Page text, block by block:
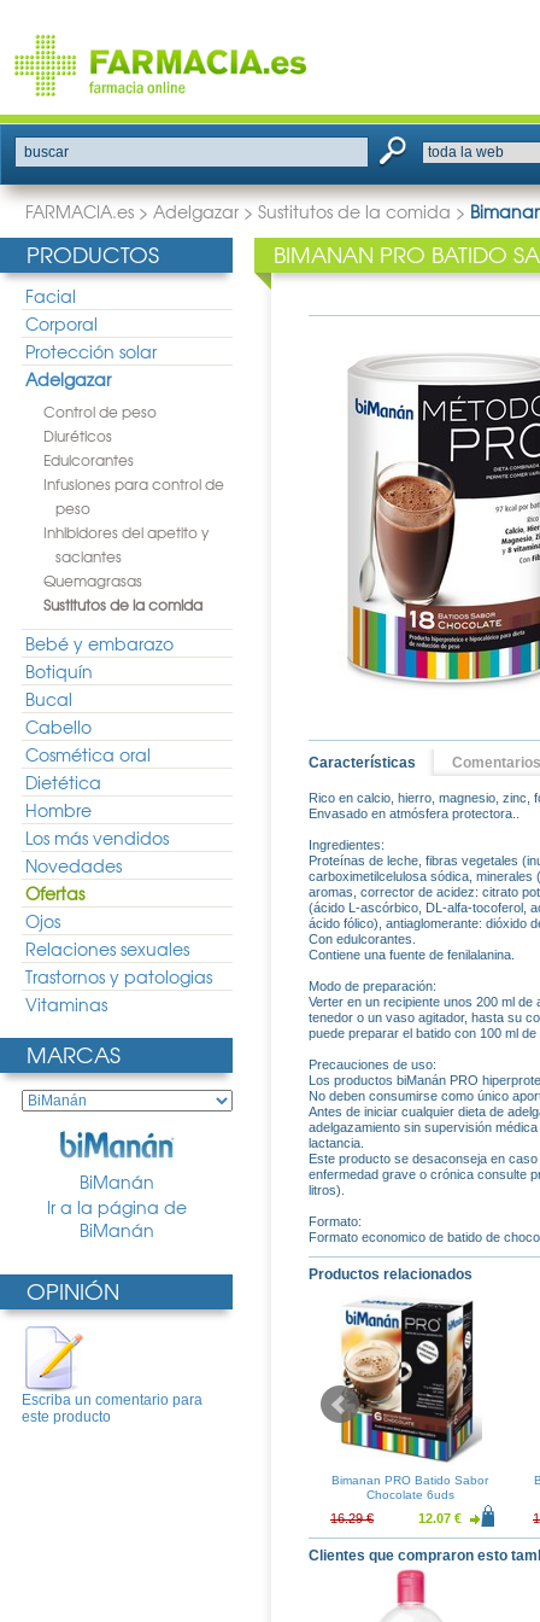
buscar
FARMACIA.es > Adelgazar > Sustitutos de la comida >
PRODUCTOS
Facial
Corporal
Protección solar
Adelgazar
Control de peso
Diuréticos
Edulcorantes
Infusiones para control de
peso
Inhibidores del apetito y
saciantes
Quemagrasas
Sustitutos de la comida
Bebé y embarazo
Botiquín
Bucal
Cabello
Cosmética oral
Dietética
Hombre
Los más vendidos
Novedades
Ofertas
Ojos
Relaciones sexuales
Trastornos y patologias
Vitaminas
MARCAS
BiManán
Ir a la página de
BiManán
OPINIÓN
Escriba un comentario para
este producto
BIMANAN PRO BATIDO
Características Comentarios
Rico en calcio, hierro, magnesio, zinc,
Envasado en atmósfera protectora..
Ingredientes:
Proteínas de leche, fibras vegetales
carboximetilcelulosa sódica,
aromas, corrector de acidez: citrato
(ácido L-ascórbico, DL-alfa-tocoferol,
ácido fólico), antiaglomerante: dióxido
Con edulcorantes.
Contiene una fuente de fenilalanina.
Modo de preparación:
Verter en un recipiente unos 200 ml
tenedor o un vaso agitador, hasta su
puede preparar el batido con 100 ml
Precauciones de uso:
Los productos biManán PRO
No deben consumirse como único
Antes de iniciar cualquier dieta de
adelgazamiento sin supervisión
lactancia.
Este producto se desaconseja en
enfermedad grave o crónica consulte
litros).
Formato:
Formato economico de batido de
Productos relacionados
Bimanan PRO Batido Sabor
Chocolate 6uds
16.29 € 12.07 €
Clientes que compraron esto